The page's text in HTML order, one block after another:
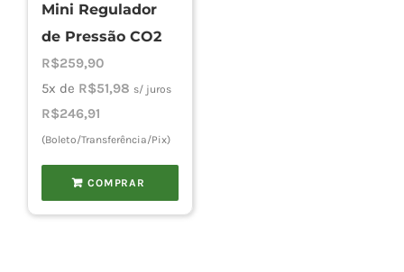
Mini Regulador
de Pressão CO2
R$259,90
5x de R$51,98 s/ juros
R$246,91
(Boleto/Transferência/Pix)
COMPRAR